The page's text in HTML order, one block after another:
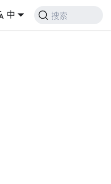
中 搜索